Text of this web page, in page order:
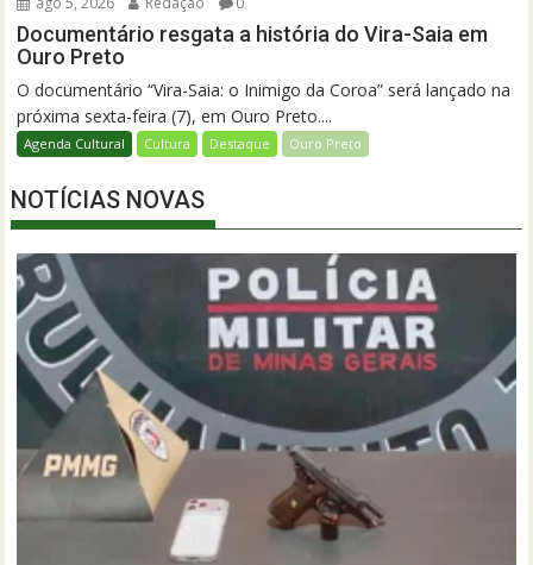
Documentário resgata a história do Vira-Saia em
Ouro Preto
O documentário “Vira-Saia: o Inimigo da Coroa” será lançado na
próxima sexta-feira (7), em Ouro Preto....
Agenda Cultural Cultura Destaque Ouro Preto
NOTÍCIAS NOVAS